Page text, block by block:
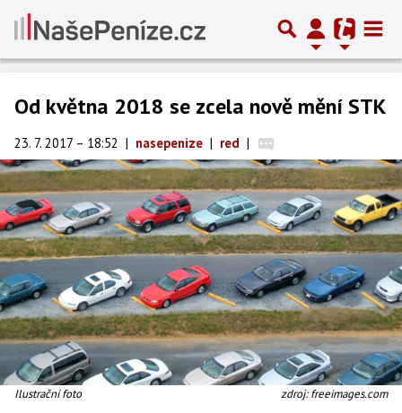
Od května 2018 se zcela nově mění STK
23. 7. 2017 – 18:52 | nasepenize | red |
Ilustrační foto zdroj: freeimages.com